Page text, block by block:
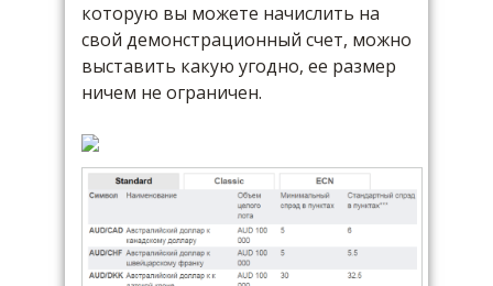
которую вы можете начислить на
свой демонстрационный счет, можно
выставить какую угодно, ее размер
ничем не ограничен.